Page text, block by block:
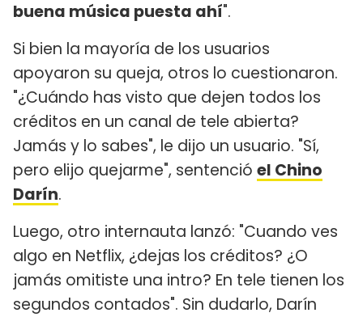
buena música puesta ahí".
Si bien la mayoría de los usuarios
apoyaron su queja, otros lo cuestionaron.
"¿Cuándo has visto que dejen todos los
créditos en un canal de tele abierta?
Jamás y lo sabes", le dijo un usuario. "Sí,
pero elijo quejarme", sentenció el Chino
Darín.
Luego, otro internauta lanzó: "Cuando ves
algo en Netflix, ¿dejas los créditos? ¿O
jamás omitiste una intro? En tele tienen los
segundos contados". Sin dudarlo, Darín